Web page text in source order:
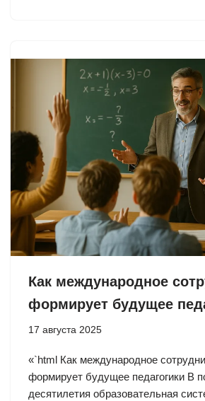
Как международное
формирует будущее
17 августа 2025
«`html Как международное
формирует будущее педагогики В
десятилетия образовательная